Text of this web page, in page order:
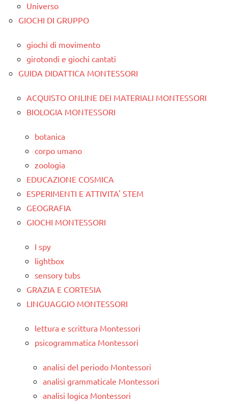
Universo
GIOCHI DI GRUPPO
giochi di movimento
girotondi e giochi cantati
GUIDA DIDATTICA MONTESSORI
ACQUISTO ONLINE DEI MATERIALI MONTESSORI
BIOLOGIA MONTESSORI
botanica
corpo umano
zoologia
EDUCAZIONE COSMICA
ESPERIMENTI E ATTIVITA' STEM
GEOGRAFIA
GIOCHI MONTESSORI
I spy
lightbox
sensory tubs
GRAZIA E CORTESIA
LINGUAGGIO MONTESSORI
lettura e scrittura Montessori
psicogrammatica Montessori
analisi del periodo Montessori
analisi grammaticale Montessori
analisi logica Montessori